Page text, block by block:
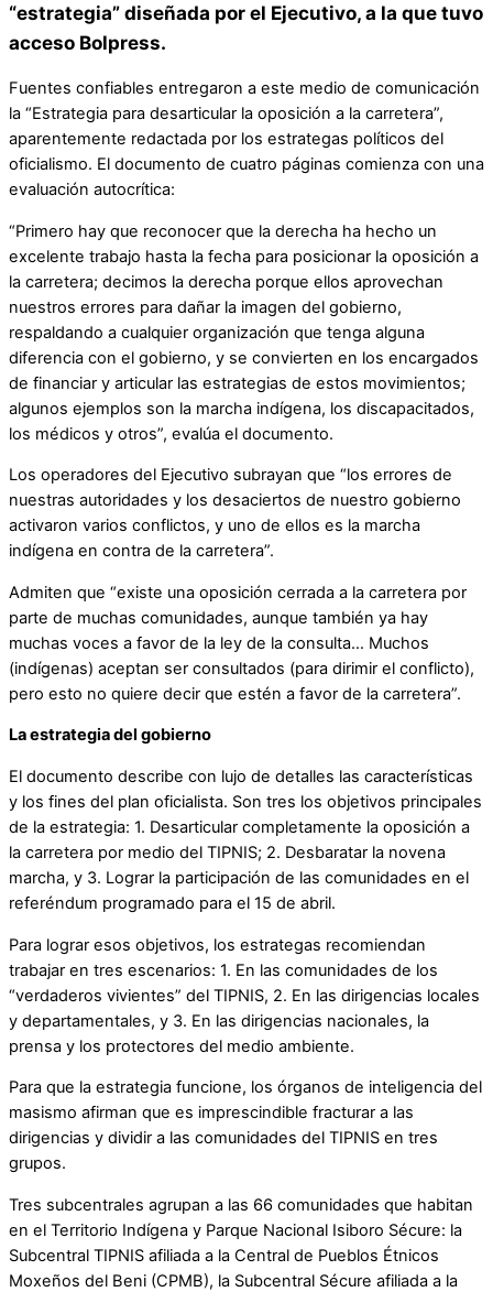
“estrategia” diseñada por el Ejecutivo, a la que tuvo
acceso Bolpress.
Fuentes confiables entregaron a este medio de comunicación
la “Estrategia para desarticular la oposición a la carretera”,
aparentemente redactada por los estrategas políticos del
oficialismo. El documento de cuatro páginas comienza con una
evaluación autocrítica:
“Primero hay que reconocer que la derecha ha hecho un
excelente trabajo hasta la fecha para posicionar la oposición a
la carretera; decimos la derecha porque ellos aprovechan
nuestros errores para dañar la imagen del gobierno,
respaldando a cualquier organización que tenga alguna
diferencia con el gobierno, y se convierten en los encargados
de financiar y articular las estrategias de estos movimientos;
algunos ejemplos son la marcha indígena, los discapacitados,
los médicos y otros”, evalúa el documento.
Los operadores del Ejecutivo subrayan que “los errores de
nuestras autoridades y los desaciertos de nuestro gobierno
activaron varios conflictos, y uno de ellos es la marcha
indígena en contra de la carretera”.
Admiten que “existe una oposición cerrada a la carretera por
parte de muchas comunidades, aunque también ya hay
muchas voces a favor de la ley de la consulta… Muchos
(indígenas) aceptan ser consultados (para dirimir el conflicto),
pero esto no quiere decir que estén a favor de la carretera”.
La estrategia del gobierno
El documento describe con lujo de detalles las características
y los fines del plan oficialista. Son tres los objetivos principales
de la estrategia: 1. Desarticular completamente la oposición a
la carretera por medio del TIPNIS; 2. Desbaratar la novena
marcha, y 3. Lograr la participación de las comunidades en el
referéndum programado para el 15 de abril.
Para lograr esos objetivos, los estrategas recomiendan
trabajar en tres escenarios: 1. En las comunidades de los
“verdaderos vivientes” del TIPNIS, 2. En las dirigencias locales
y departamentales, y 3. En las dirigencias nacionales, la
prensa y los protectores del medio ambiente.
Para que la estrategia funcione, los órganos de inteligencia del
masismo afirman que es imprescindible fracturar a las
dirigencias y dividir a las comunidades del TIPNIS en tres
grupos.
Tres subcentrales agrupan a las 66 comunidades que habitan
en el Territorio Indígena y Parque Nacional Isiboro Sécure: la
Subcentral TIPNIS afiliada a la Central de Pueblos Étnicos
Moxeños del Beni (CPMB), la Subcentral Sécure afiliada a la